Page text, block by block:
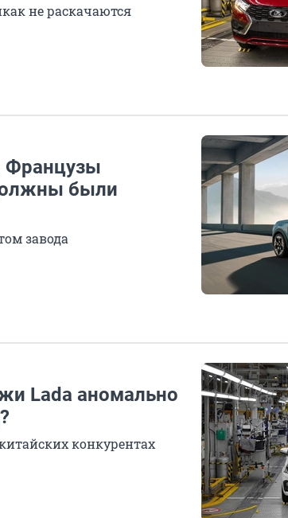
не раскачаются
Французы
были
завода
Lada аномально
конкурентах